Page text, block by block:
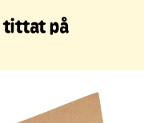
tittat på